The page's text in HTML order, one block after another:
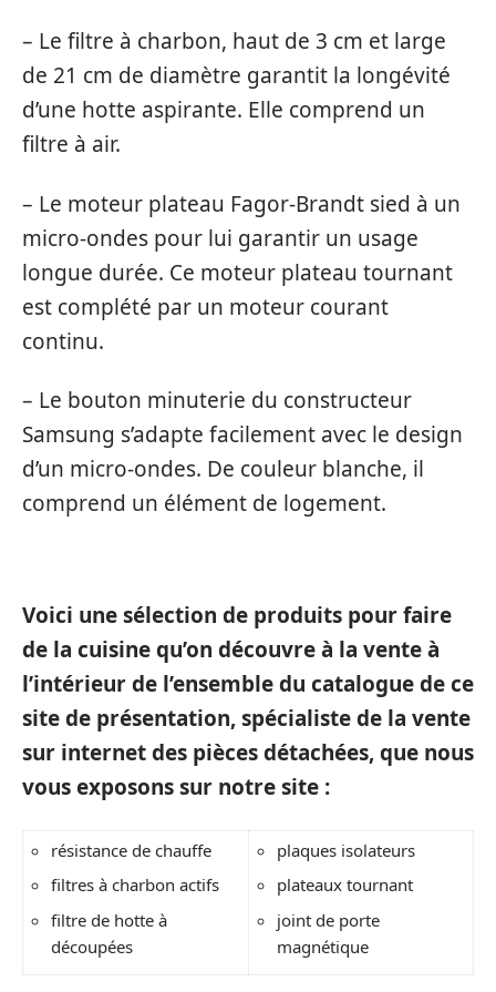
– Le filtre à charbon, haut de 3 cm et large
de 21 cm de diamètre garantit la longévité
d’une hotte aspirante. Elle comprend un
filtre à air.
– Le moteur plateau Fagor-Brandt sied à un
micro-ondes pour lui garantir un usage
longue durée. Ce moteur plateau tournant
est complété par un moteur courant
continu.
– Le bouton minuterie du constructeur
Samsung s’adapte facilement avec le design
d’un micro-ondes. De couleur blanche, il
comprend un élément de logement.
Voici une sélection de produits pour faire
de la cuisine qu’on découvre à la vente à
l’intérieur de l’ensemble du catalogue de ce
site de présentation, spécialiste de la vente
sur internet des pièces détachées, que nous
vous exposons sur notre site :
résistance de chauffe
filtres à charbon actifs
filtre de hotte à
découpées
plaques isolateurs
plateaux tournant
joint de porte
magnétique